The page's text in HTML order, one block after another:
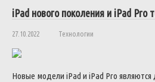
iPad нового поколения и iPad Pro
27.10.2022 Технологии
Новые модели iPad и iPad Pro являются